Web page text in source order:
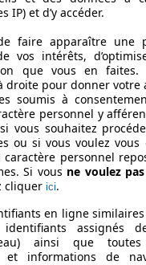
PS)
IP) et d’y accéder.
faire apparaître une
vos intérêts,
que vous en faites.
droite pour donner votre
soumis à
personnel y
vous souhaitez
ou si vous voulez vous
personnel
Si vous ne voulez
cliquer ici.
en ligne
assignés
ainsi que
informations de